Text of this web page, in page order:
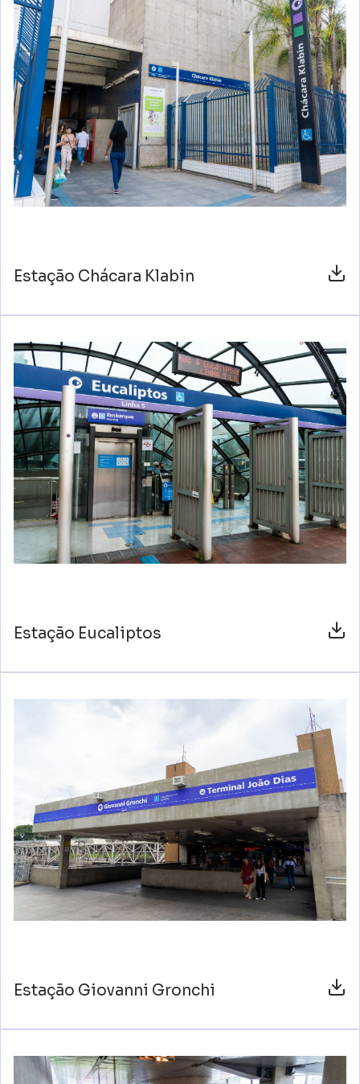
Estação Chácara Klabin
Estação Eucaliptos
Estação Giovanni Gronchi